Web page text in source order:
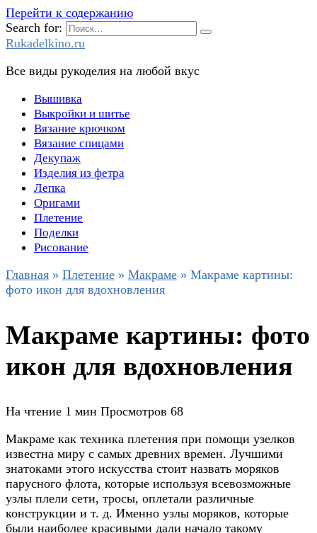
Перейти к содержанию
Search for:
Rukadelkino.ru
Все виды рукоделия на любой вкус
Вышивка
Выкройки и шитье
Вязание крючком
Вязание спицами
Декупаж
Изделия из фетра
Лепка
Оригами
Плетение
Поделки
Рисование
Главная » Плетение » Макраме » Макраме картины:
фото икон для вдохновления
Макраме картины: фото
икон для вдохновления
На чтение 1 мин Просмотров 68
Макраме как техника плетения при помощи узелков
известна миру с самых древних времен. Лучшими
знатоками этого искусства стоит назвать моряков
парусного флота, которые используя всевозможные
узлы плели сети, тросы, оплетали различные
конструкции и т. д. Именно узлы моряков, которые
были наиболее красивыми дали начало такому